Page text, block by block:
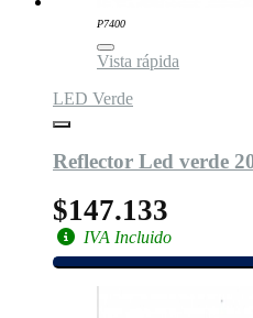
P7400
Vista rápida
LED Verde
Reflector Led verde
$147.133
IVA Incluido